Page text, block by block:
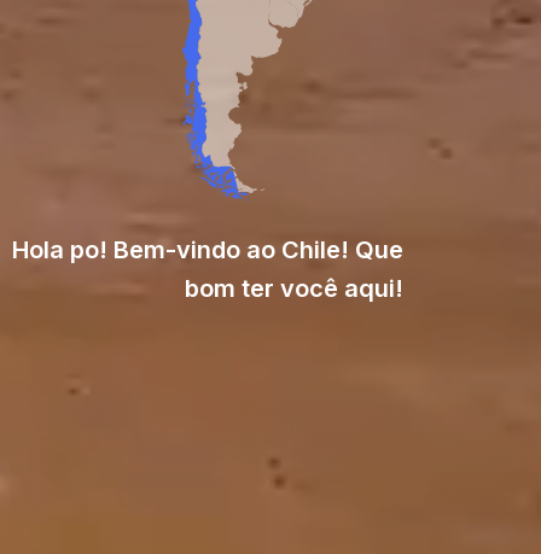
Hola po! Bem-vindo ao Chile! Que
bom ter você aqui!